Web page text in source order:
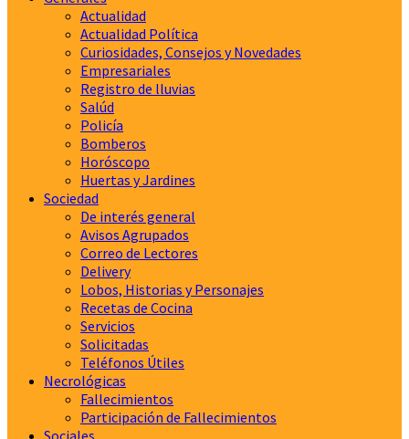
Actualidad
Actualidad Política
Curiosidades, Consejos y Novedades
Empresariales
Registro de lluvias
Salúd
Policía
Bomberos
Horóscopo
Huertas y Jardines
Sociedad
De interés general
Avisos Agrupados
Correo de Lectores
Delivery
Lobos, Historias y Personajes
Recetas de Cocina
Servicios
Solicitadas
Teléfonos Útiles
Necrológicas
Fallecimientos
Participación de Fallecimientos
Sociales